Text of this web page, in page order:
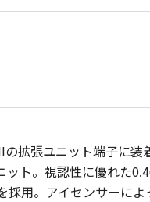
の拡張ユニット端子に装
ット。視認性に優れた
採用。アイセンサーに